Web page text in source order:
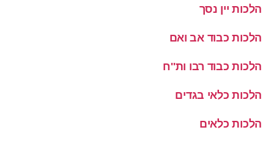
הלכות יין נסך
הלכות כבוד אב ואם
הלכות כבוד רבו ות''ח
הלכות כלאי בגדים
הלכות כלאים